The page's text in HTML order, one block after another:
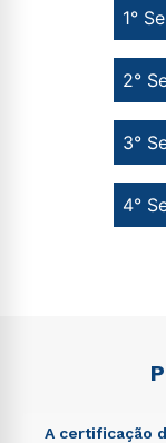
1°
4°
3°
2°
A certificação